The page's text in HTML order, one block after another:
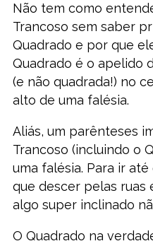
Não tem como
Trancoso sem saber
Quadrado e por que
Quadrado é o apelido
(e não quadrada!) no
alto de uma falésia.
Aliás, um parênteses
Trancoso (incluindo o
uma falésia. Para ir
que descer pelas ruas
algo super inclinado
O Quadrado na